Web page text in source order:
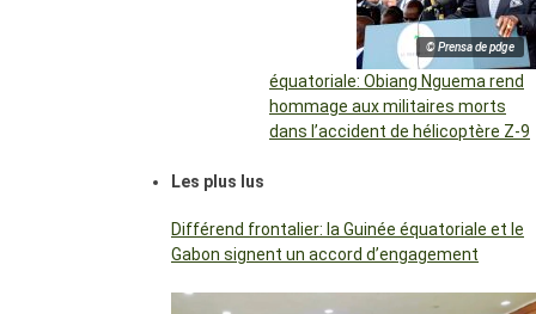
© Prensa de pdge
équatoriale: Obiang Nguema rend
hommage aux militaires morts
dans l’accident de hélicoptère Z-9
Les plus lus
Différend frontalier: la Guinée équatoriale et le
Gabon signent un accord d’engagement